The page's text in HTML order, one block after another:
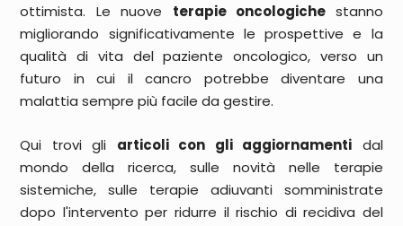
ottimista. Le nuove terapie oncologiche stanno
migliorando significativamente le prospettive e la
qualità di vita del paziente oncologico, verso un
futuro in cui il cancro potrebbe diventare una
malattia sempre più facile da gestire.
Qui trovi gli articoli con gli aggiornamenti dal
mondo della ricerca, sulle novità nelle terapie
sistemiche, sulle terapie adiuvanti somministrate
dopo l'intervento per ridurre il rischio di recidiva del